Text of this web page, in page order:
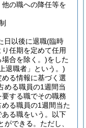
の職への降任等を
日以後に退職(臨時
任期を定めて任用
合を除く。)をした
退職者」という。)
る情報に基づく選
める職員の1週間当
する職でその職務
る職員の1週間当た
る職をいう。以下
ができる。 ただし、